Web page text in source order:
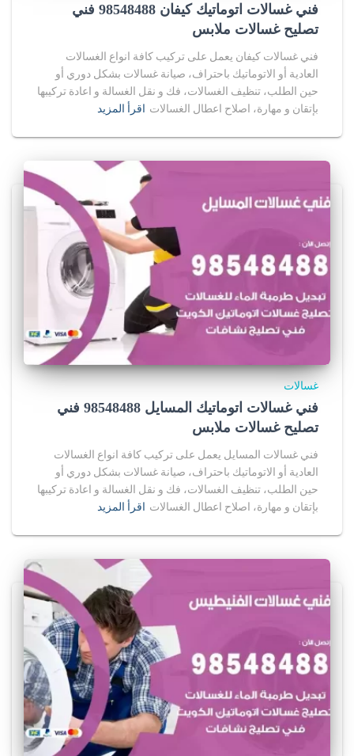
فني غسالات اتوماتيك كيفان 98548488 فني
تصليح غسالات ملابس
فني غسالات كيفان يعمل على تركيب كافة انواع الغسالات
العادية أو الاتوماتيك باحتراف، صيانة غسالات بشكل دوري أو
حين الطلب، تنظيف الغسالات، فك و نقل الغسالة و اعادة تركيبها
بإتقان و مهارة، اصلاح اعطال الغسالات اقرأ المزيد
غسالات
فني غسالات اتوماتيك المسايل 98548488 فني
تصليح غسالات ملابس
فني غسالات المسايل يعمل على تركيب كافة انواع الغسالات
العادية أو الاتوماتيك باحتراف، صيانة غسالات بشكل دوري أو
حين الطلب، تنظيف الغسالات، فك و نقل الغسالة و اعادة تركيبها
بإتقان و مهارة، اصلاح اعطال الغسالات اقرأ المزيد